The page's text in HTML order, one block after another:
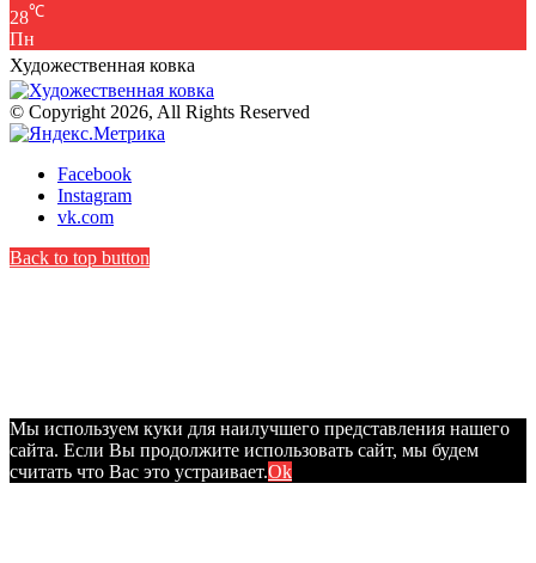
28℃
Пн
Художественная ковка
© Copyright 2026, All Rights Reserved
Facebook
Instagram
vk.com
Back to top button
Мы используем куки для наилучшего представления нашего
сайта. Если Вы продолжите использовать сайт, мы будем
считать что Вас это устраивает.Ok